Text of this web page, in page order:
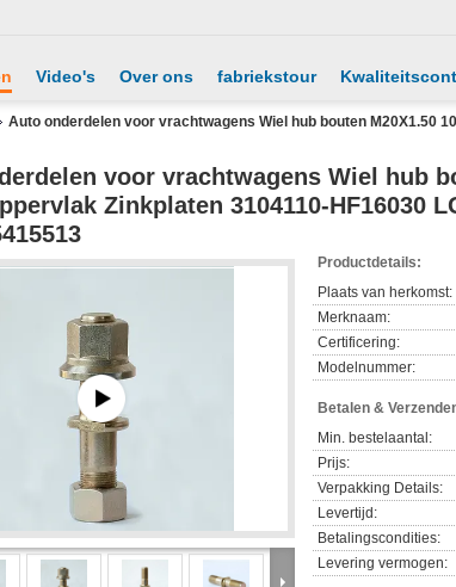
Video's Over ons fabriekstour
Auto onderdelen voor vrachtwagens Wiel hub bouten M20X1.50
voor vrachtwagens Wiel hub
Zinkplaten 3104110-HF16030
Productdetails:
Plaats van herkomst:
Merknaam:
Certificering:
Modelnummer:
Betalen &
Min. bestelaantal:
Prijs:
Verpakking Details:
Levertijd:
Betalingscondities:
Levering vermogen: